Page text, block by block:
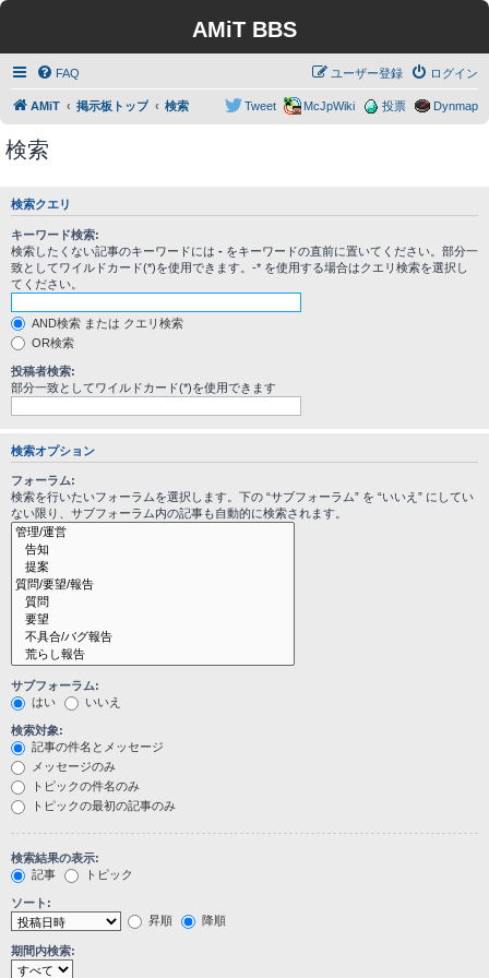
AMiT BBS
FAQ ログイン
ユーザー登録
AMiT 掲示板トップ 検索 Dynmap
投票
McJpWiki
Tweet
検索
検索クエリ
キーワード検索:
検索したくない記事のキーワードには - をキーワードの直前に置いてください。部分一
致としてワイルドカード(*)を使用できます。-* を使用する場合はクエリ検索を選択し
てください。
AND検索 または クエリ検索
OR検索
投稿者検索:
部分一致としてワイルドカード(*)を使用できます
検索オプション
フォーラム:
検索を行いたいフォーラムを選択します。下の “サブフォーラム” を “いいえ” にしてい
ない限り、サブフォーラム内の記事も自動的に検索されます。
サブフォーラム:
はい
いいえ
検索対象:
記事の件名とメッセージ
メッセージのみ
トピックの件名のみ
トピックの最初の記事のみ
検索結果の表示:
記事
トピック
ソート:
昇順
降順
期間内検索: